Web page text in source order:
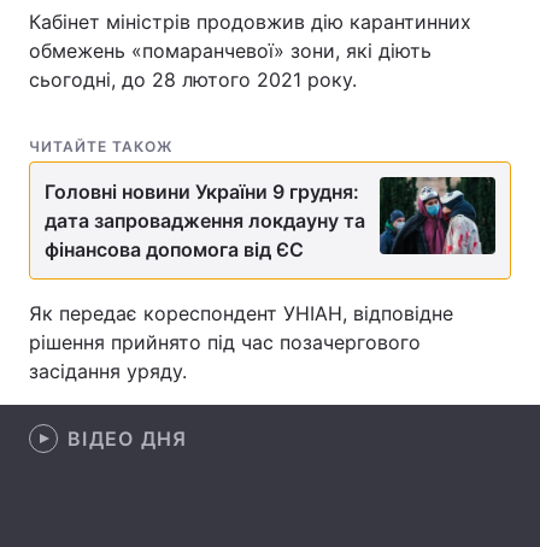
Україна Політика
Спорт Наука
Зброя
Здоров'я Туризм
Цікавинки
Екологія
Кабінет міністрів продовжив дію карантинних
обмежень «помаранчевої» зони, які діють
сьогодні, до 28 лютого 2021 року.
ЧИТАЙТЕ ТАКОЖ
Головні новини України 9 грудня:
дата запровадження локдауну та
фінансова допомога від ЄС
Як передає кореспондент УНІАН, відповідне
рішення прийнято під час позачергового
засідання уряду.
ВІДЕО ДНЯ